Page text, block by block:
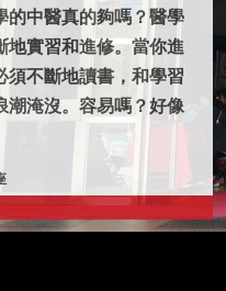
的中醫真的夠嗎？醫學
地實習和進修。當你進
須不斷地讀書，和學習
潮淹沒。容易嗎？好像